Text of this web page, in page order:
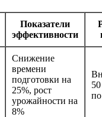
Показатели
эффективности
Снижение
времени
подготовки на
25%, рост
урожайности на
8%